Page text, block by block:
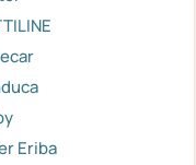
Eriba